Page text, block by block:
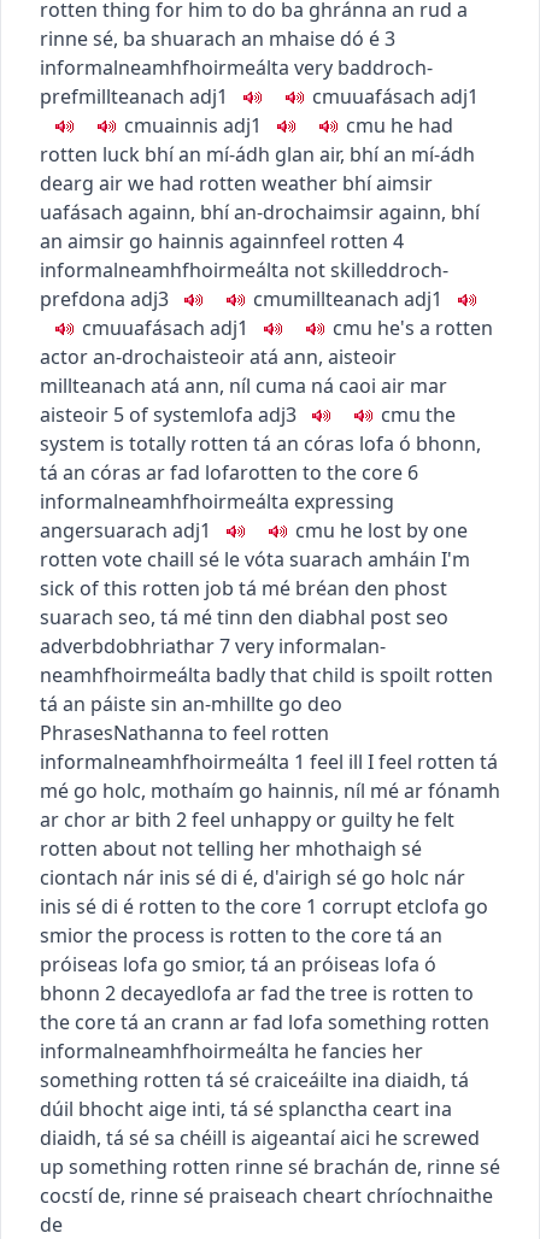
rotten thing for him to do ba ghránna an rud a
rinne sé, ba shuarach an mhaise dó é3
informalneamhfhoirmeálta very baddroch-
prefmillteanach adj1 cmuuafásach adj1
cmuainnis adj1 cmu he had
rotten luck bhí an mí-ádh glan air, bhí an mí-ádh
dearg airwe had rotten weather bhí aimsir
uafásach againn, bhí an-drochaimsir againn, bhí
an aimsir go hainnis againnfeel rotten 4
informalneamhfhoirmeálta not skilleddroch-
prefdona adj3 cmumillteanach adj1
cmuuafásach adj1 cmu he's a rotten
actoran-drochaisteoir atá ann, aisteoir
millteanach atá ann, níl cuma ná caoi air mar
aisteoir 5 of systemlofa adj3 cmu the
system is totally rotten tá an córas lofa ó bhonn,
tá an córas ar fad lofarotten to the core 6
informalneamhfhoirmeálta expressing
angersuarach adj1 cmu he lost by one
rotten vote chaill sé le vóta suarach amháin I'm
sick of this rotten job tá mé bréan den phost
suarach seo, tá mé tinn den diabhal post seo
adverbdobhriathar7very informalan-
neamhfhoirmeálta badlythat child is spoilt rotten
tá an páiste sin an-mhillte go deo
PhrasesNathanna to feel rotten
informalneamhfhoirmeálta 1 feel ill I feel rotten tá
mé go holc, mothaím go hainnis, níl mé ar fónamh
ar chor ar bith 2feel unhappy or guilty he felt
rotten about not telling her mhothaigh sé
ciontach nár inis sé di é, d'airigh sé go holc nár
inis sé di é rotten to the core 1 corrupt etclofa go
smiorthe process is rotten to the coretá an
próiseas lofa go smior, tá an próiseas lofa ó
bhonn 2 decayedlofa ar fad the tree is rotten to
the coretá an crann ar fad lofa something rotten
informalneamhfhoirmeálta he fancies her
something rotten tá sé craiceáilte ina diaidh, tá
dúil bhocht aige inti, tá sé splanctha ceart ina
diaidh, tá sé sa chéill is aigeantaí aici he screwed
up something rotten rinne sé brachán de, rinne sé
cocstí de, rinne sé praiseach cheart chríochnaithe
de